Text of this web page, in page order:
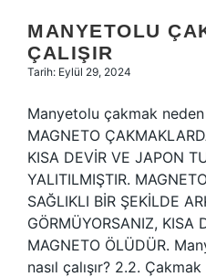
MANYETOLU
ÇALIŞIR
Tarih: Eylül 29, 2024
Manyetolu çakmak neden
MAGNETO
KISA DEVİR VE JAPON
YALITILMIŞTIR.
SAĞLIKLI BİR ŞEKİLDE
GÖRMÜYORSANIZ, KISA
MAGNETO ÖLÜDÜR.
nasıl çalışır? 2.2.